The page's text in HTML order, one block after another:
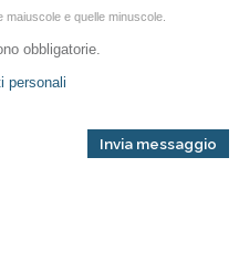
e quelle minuscole.
obbligatorie.
personali